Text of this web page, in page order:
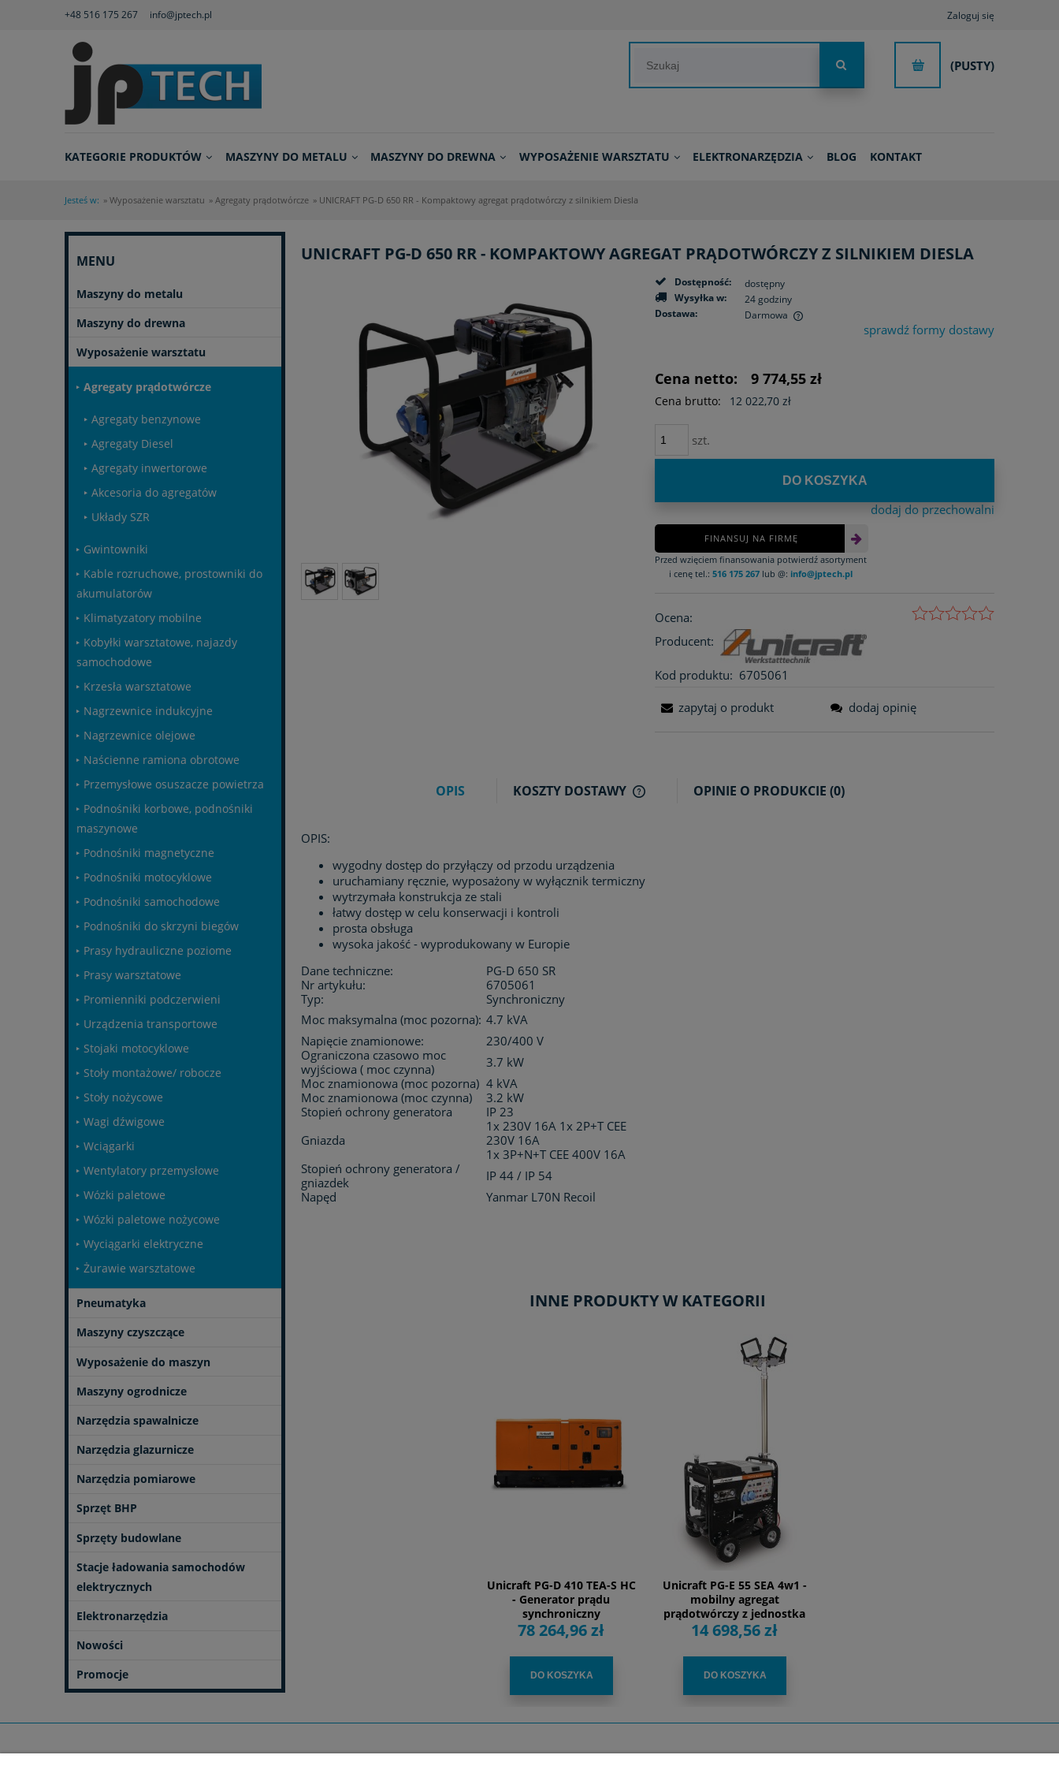
Zaloguj się
+48 516 175 267 info@jptech.pl
(PUSTY)
KATEGORIE PRODUKTÓW MASZYNY DO METALU MASZYNY DO DREWNA WYPOSAŻENIE WARSZTATU ELEKTRONARZĘDZIA BLOG KONTAKT
Jesteś w: » Wyposażenie warsztatu » Agregaty prądotwórcze » UNICRAFT PG-D 650 RR - Kompaktowy agregat prądotwórczy z silnikiem Diesla
MENU
Maszyny do metalu
Maszyny do drewna
Wyposażenie warsztatu
Agregaty prądotwórcze
Agregaty benzynowe
Agregaty Diesel
Agregaty inwertorowe
Akcesoria do agregatów
Układy SZR
Gwintowniki
Kable rozruchowe, prostowniki do
akumulatorów
Klimatyzatory mobilne
Kobyłki warsztatowe, najazdy
samochodowe
Krzesła warsztatowe
Nagrzewnice indukcyjne
Nagrzewnice olejowe
Naścienne ramiona obrotowe
Przemysłowe osuszacze powietrza
Podnośniki korbowe, podnośniki
maszynowe
Podnośniki magnetyczne
Podnośniki motocyklowe
Podnośniki samochodowe
Podnośniki do skrzyni biegów
Prasy hydrauliczne poziome
Prasy warsztatowe
Promienniki podczerwieni
Urządzenia transportowe
Stojaki motocyklowe
Stoły montażowe/ robocze
Stoły nożycowe
Wagi dźwigowe
Wciągarki
Wentylatory przemysłowe
Wózki paletowe
Wózki paletowe nożycowe
Wyciągarki elektryczne
Żurawie warsztatowe
Pneumatyka
Maszyny czyszczące
Wyposażenie do maszyn
Maszyny ogrodnicze
Narzędzia spawalnicze
Narzędzia glazurnicze
Narzędzia pomiarowe
Sprzęt BHP
Sprzęty budowlane
Stacje ładowania samochodów
elektrycznych
Elektronarzędzia
Nowości
Promocje
UNICRAFT PG-D 650 RR - KOMPAKTOWY AGREGAT PRĄDOTWÓRCZY Z SILNIKIEM DIESLA
Dostępność:
dostępny
Wysyłka w:
24 godziny
Dostawa:
Darmowa
sprawdź formy dostawy
Cena netto: 9 774,55 zł
Cena brutto: 12 022,70 zł
szt.
DO KOSZYKA
dodaj do przechowalni
FINANSUJ NA FIRMĘ
Przed wzięciem finansowania potwierdź asortyment
i cenę tel.:516 175 267 lub @: info@jptech.pl
Ocena:
Producent:
Kod produktu: 6705061
zapytaj o produkt dodaj opinię
OPIS KOSZTY DOSTAWY OPINIE O PRODUKCIE (0)
OPIS:
wygodny dostęp do przyłączy od przodu urządzenia
uruchamiany ręcznie, wyposażony w wyłącznik termiczny
wytrzymała konstrukcja ze stali
łatwy dostęp w celu konserwacji i kontroli
prosta obsługa
wysoka jakość - wyprodukowany w Europie
Dane techniczne:
PG-D 650 SR
Nr artykułu:
6705061
Typ:
Synchroniczny
Moc maksymalna (moc pozorna): 4.7 kVA
Napięcie znamionowe:
230/400 V
Ograniczona czasowo moc
wyjściowa ( moc czynna)
3.7 kW
Moc znamionowa (moc pozorna) 4 kVA
Moc znamionowa (moc czynna)
3.2 kW
Stopień ochrony generatora
IP 23
Gniazda
1x 230V 16A 1x 2P+T CEE
230V 16A
1x 3P+N+T CEE 400V 16A
Stopień ochrony generatora /
gniazdek
IP 44 / IP 54
Napęd
Yanmar L70N Recoil
INNE PRODUKTY W KATEGORII
Unicraft PG-D 410 TEA-S HC
- Generator prądu
synchroniczny
78 264,96 zł
DO KOSZYKA
Unicraft PG-E 55 SEA 4w1 -
mobilny agregat
prądotwórczy z jednostka
spawalniczą, kompresorem
i masztem
oświetleniowym.
14 698,56 zł
DO KOSZYKA